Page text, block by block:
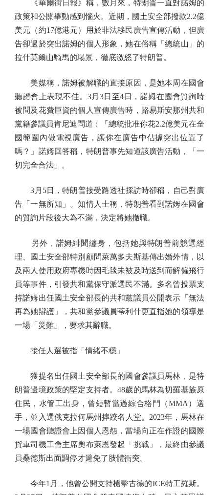
《華爾街日報》稱，數月來，特朗普一直對諾姆的
政策和公關舉動感到惱火。近期，國土安全部撥款2.2億
美元（約17億港元）用於非法移民廣告宣傳活動，但廣
告卻過於突出諾姆的個人形象，她在俗稱「總統山」的
拉什莫爾山騎馬的場景，徹底激怒了特朗普。
美媒稱，諾姆被解職的直接原因，是她本周在國會
聽證會上表現不佳。3月3日至4日，諾姆在國會質詢時
被問及花費巨資的個人宣傳廣告時，路易斯安那州共和
黨籍參議員肯尼迪問道：「總統批准你花2.2億美元在全
國範圍內做電視廣告，讓你在廣告中佔據突出位置了
嗎？」諾姆回答稱，特朗普事先知道該廣告活動，「一
切完全合法」。
3月5日，特朗普接受路透社採訪時卻稱，自己對廣
告「一無所知」。知情人士稱，特朗普看到諾姆在國會
的質詢片段後大為不滿，決定將她撤職。
另外，諾姆緋聞纏身，包括她與特朗普前競選經
理、國土安全部特別顧問萊萬多夫斯基傳出婚外情，以
及兩人使用政府專機時因毛毯未被及時送到而解僱飛行
員等事件，引發共和黨保守派選民不滿。多名曾投票支
持諾姆出任國土安全部長的共和黨議員公開表示「無法
再為她辯護」，共和黨參議員蒂利什更直指她的領導是
一場「災難」，要求其辭職。
接任人選被指「情緒不穩」
獲提名出任國土安全部長的國會參議員馬林，是特
朗普邊境政策的堅定支持者。48歲的馬林為切羅基族原
住民，水管工出身，曾短暫當過綜合格鬥（MMA）選
手，並入選俄克拉何馬州摔跤名人堂。2023年，馬林在
一場國會聽證會上因個人恩怨，當場向正在作證的國際
貨車司機工會主席奧布萊恩發起「挑戰」，最終由參議
員桑德斯出面調停才避免了肢體衝突。
今年1月，他曾公開支持槍擊古德的ICE特工羅斯。